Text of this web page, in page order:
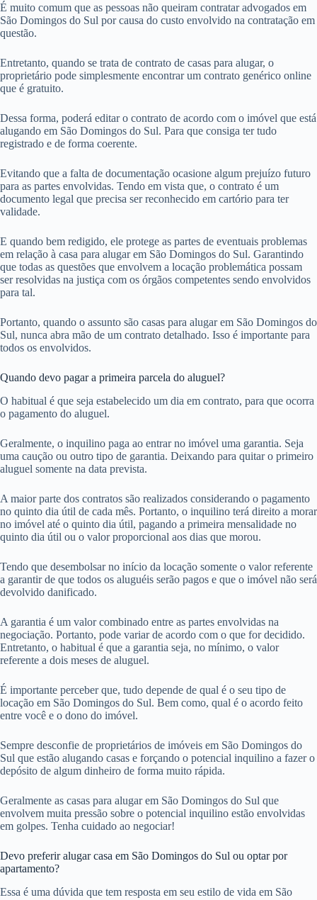
É muito comum que as pessoas não queiram contratar advogados em
São Domingos do Sul por causa do custo envolvido na contratação em
questão.
Entretanto, quando se trata de contrato de casas para alugar, o
proprietário pode simplesmente encontrar um contrato genérico online
que é gratuito.
Dessa forma, poderá editar o contrato de acordo com o imóvel que está
alugando em São Domingos do Sul. Para que consiga ter tudo
registrado e de forma coerente.
Evitando que a falta de documentação ocasione algum prejuízo futuro
para as partes envolvidas. Tendo em vista que, o contrato é um
documento legal que precisa ser reconhecido em cartório para ter
validade.
E quando bem redigido, ele protege as partes de eventuais problemas
em relação à casa para alugar em São Domingos do Sul. Garantindo
que todas as questões que envolvem a locação problemática possam
ser resolvidas na justiça com os órgãos competentes sendo envolvidos
para tal.
Portanto, quando o assunto são casas para alugar em São Domingos do
Sul, nunca abra mão de um contrato detalhado. Isso é importante para
todos os envolvidos.
Quando devo pagar a primeira parcela do aluguel?
O habitual é que seja estabelecido um dia em contrato, para que ocorra
o pagamento do aluguel.
Geralmente, o inquilino paga ao entrar no imóvel uma garantia. Seja
uma caução ou outro tipo de garantia. Deixando para quitar o primeiro
aluguel somente na data prevista.
A maior parte dos contratos são realizados considerando o pagamento
no quinto dia útil de cada mês. Portanto, o inquilino terá direito a morar
no imóvel até o quinto dia útil, pagando a primeira mensalidade no
quinto dia útil ou o valor proporcional aos dias que morou.
Tendo que desembolsar no início da locação somente o valor referente
a garantir de que todos os aluguéis serão pagos e que o imóvel não será
devolvido danificado.
A garantia é um valor combinado entre as partes envolvidas na
negociação. Portanto, pode variar de acordo com o que for decidido.
Entretanto, o habitual é que a garantia seja, no mínimo, o valor
referente a dois meses de aluguel.
É importante perceber que, tudo depende de qual é o seu tipo de
locação em São Domingos do Sul. Bem como, qual é o acordo feito
entre você e o dono do imóvel.
Sempre desconfie de proprietários de imóveis em São Domingos do
Sul que estão alugando casas e forçando o potencial inquilino a fazer o
depósito de algum dinheiro de forma muito rápida.
Geralmente as casas para alugar em São Domingos do Sul que
envolvem muita pressão sobre o potencial inquilino estão envolvidas
em golpes. Tenha cuidado ao negociar!
Devo preferir alugar casa em São Domingos do Sul ou optar por
apartamento?
Essa é uma dúvida que tem resposta em seu estilo de vida em São